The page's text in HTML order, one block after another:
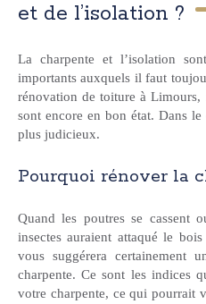
et de l’isolation ?
La charpente et l’isolation
importants auxquels il faut
rénovation de toiture à Limours,
sont encore en bon état. Dans
plus judicieux.
Pourquoi rénover la
Quand les poutres se cassent
insectes auraient attaqué le
vous suggérera certainement
charpente. Ce sont les indices
votre charpente, ce qui pourrait